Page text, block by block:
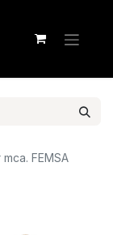
FEMSA